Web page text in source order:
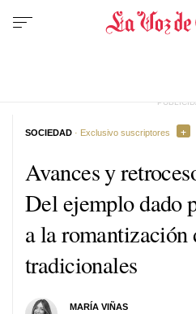
Avances y
Del ejemplo dado
a la romantización
tradicionales
MARÍA VIÑAS
SOCIEDAD · Exclusivo suscriptores